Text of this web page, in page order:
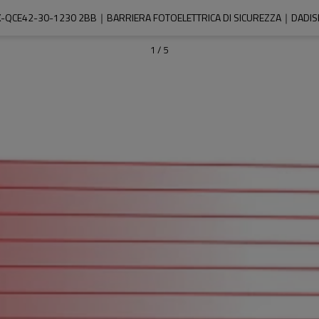
QCE42-30-1230 2BB｜BARRIERA FOTOELETTRICA DI SICUREZZA｜
1 / 5